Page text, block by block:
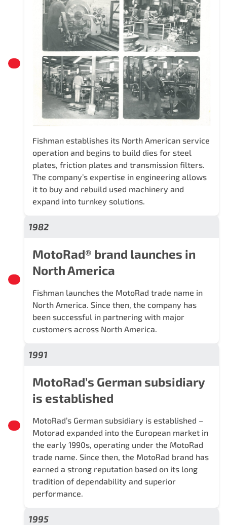
Fishman establishes its North American service
operation and begins to build dies for steel
plates, friction plates and transmission filters.
The company’s expertise in engineering allows
it to buy and rebuild used machinery and
expand into turnkey solutions.
1982
MotoRad® brand launches in
North America
Fishman launches the MotoRad trade name in
North America. Since then, the company has
been successful in partnering with major
customers across North America.
1991
MotoRad’s German subsidiary
is established
MotoRad’s German subsidiary is established –
Motorad expanded into the European market in
the early 1990s, operating under the MotoRad
trade name. Since then, the MotoRad brand has
earned a strong reputation based on its long
tradition of dependability and superior
performance.
1995